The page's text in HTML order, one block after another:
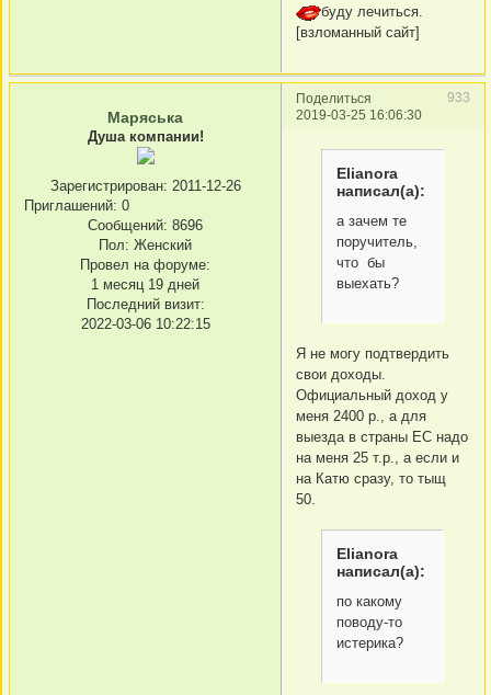
буду лечиться.
[взломанный сайт]
Поделиться
933
2019-03-25 16:06:30
Маряська
Душа компании!
Зарегистрирован: 2011-12-26
Приглашений: 0
Сообщений: 8696
Пол: Женский
Провел на форуме:
1 месяц 19 дней
Последний визит:
2022-03-06 10:22:15
Elianora
написал(а):
а зачем те
поручитель,
что бы
выехать?
Я не могу подтвердить
свои доходы.
Официальный доход у
меня 2400 р., а для
выезда в страны ЕС надо
на меня 25 т.р., а если и
на Катю сразу, то тыщ
50.
Elianora
написал(а):
по какому
поводу-то
истерика?